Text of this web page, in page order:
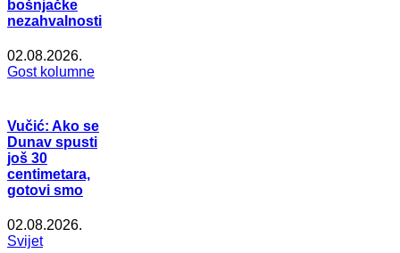
bošnjačke
nezahvalnosti
02.08.2026.
Gost kolumne
Vučić: Ako se
Dunav spusti
još 30
centimetara,
gotovi smo
02.08.2026.
Svijet